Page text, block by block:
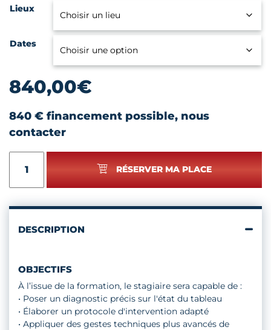
Lieux
Dates
840,00€
840 € financement possible, nous
contacter
LA
DE
niveau
RÉSERVER MA PLACE
DESCRIPTION
OBJECTIFS
À l’issue de la formation, le stagiaire sera capable de :
• Poser un diagnostic précis sur l'état du tableau
• Élaborer un protocole d'intervention adapté
• Appliquer des gestes techniques plus avancés de